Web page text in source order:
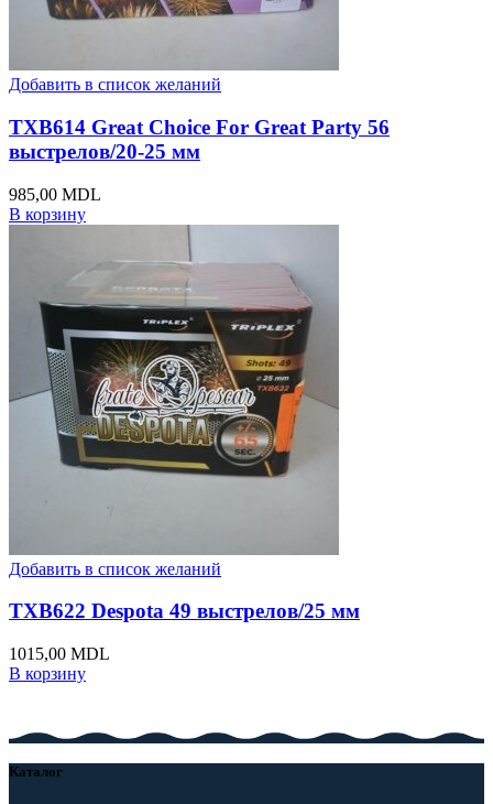
Добавить в список желаний
TXB614 Great Choice For Great Party 56
выстрелов/20-25 мм
985,00 MDL
В корзину
Добавить в список желаний
TXB622 Despota 49 выстрелов/25 мм
1015,00 MDL
В корзину
Каталог